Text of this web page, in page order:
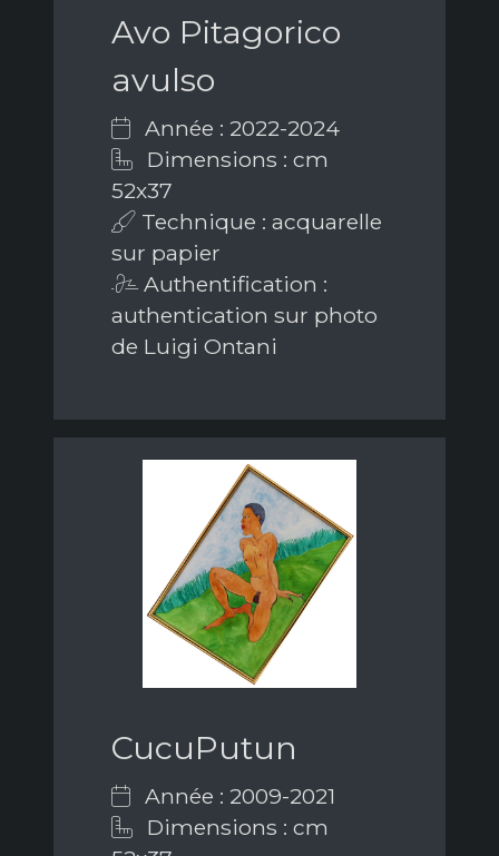
Avo Pitagorico
avulso
Année : 2022-2024
Dimensions : cm
52x37
Technique : acquarelle
sur papier
Authentification :
authentication sur photo
de Luigi Ontani
CucuPutun
Année : 2009-2021
Dimensions : cm